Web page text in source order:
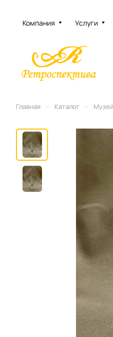
Компания Услуги
Главная Каталог